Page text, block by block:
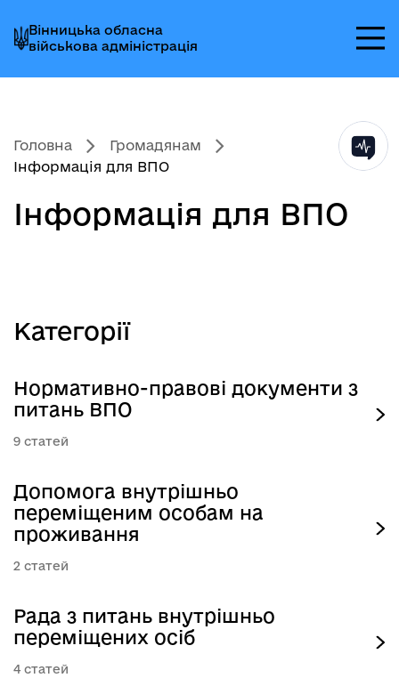
до
головного
меню
до
головного
вмісту
до
головного
колонтитула
Вінницька обласна
військова адміністрація
Головна
Громадянам
Інформація для ВПО
Інформація для ВПО
Категорії
Нормативно-правові документи з
питань ВПО
9
Допомога внутрішньо
переміщеним особам на
проживання
2
Рада з питань внутрішньо
переміщених осіб
4